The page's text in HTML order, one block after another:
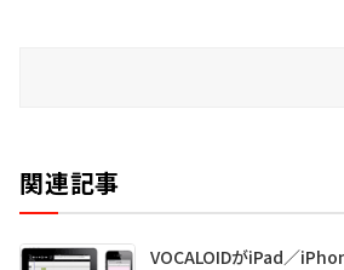
関連記事
VOCALOIDがiPad／